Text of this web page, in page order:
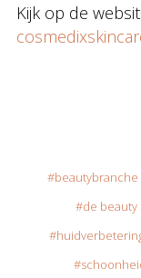
Kijk op de
beautybranche
de